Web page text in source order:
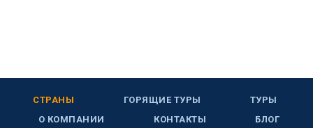
СТРАНЫ ГОРЯЩИЕ ТУРЫ
ТУРЫ
О КОМПАНИИ
КОНТАКТЫ БЛОГ